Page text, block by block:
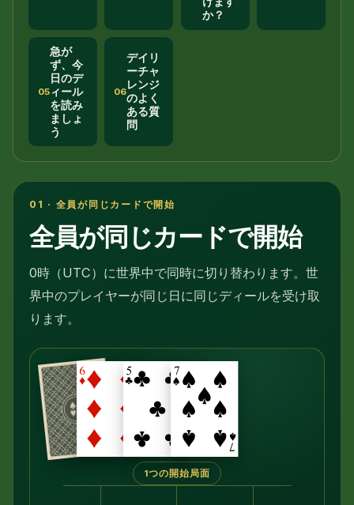
か？
05
急が
ず、今
日のデ
ィール
を読み
ましょ
う
06
デイリ
ーチャ
レンジ
のよく
ある質
問
01 · 全員が同じカードで開始
全員が同じカードで開始
0時（UTC）に世界中で同時に切り替わります。世
界中のプレイヤーが同じ日に同じディールを受け取
ります。
1つの開始局面